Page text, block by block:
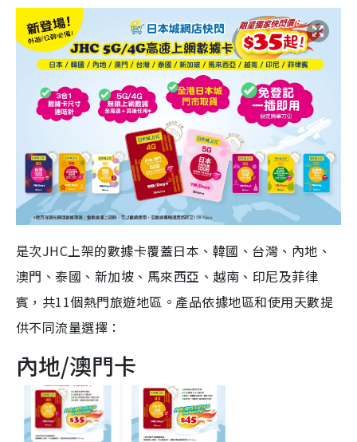
是次JHC上架的數據卡覆蓋日本、韓國、台灣、內地、
澳門、泰國、新加坡、馬來西亞、越南、印尼及菲律
賓，共11個熱門旅遊地區。產品依據地區和使用天數提
供不同流量選擇：
內地/澳門卡